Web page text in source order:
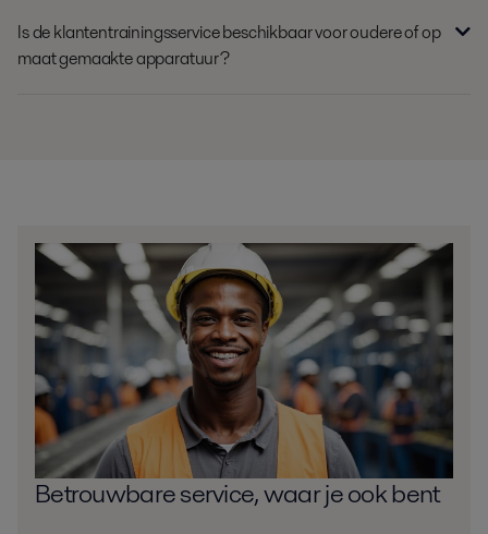
Is de klantentrainingsservice beschikbaar voor oudere of op
maat gemaakte apparatuur?
Betrouwbare service, waar je ook bent